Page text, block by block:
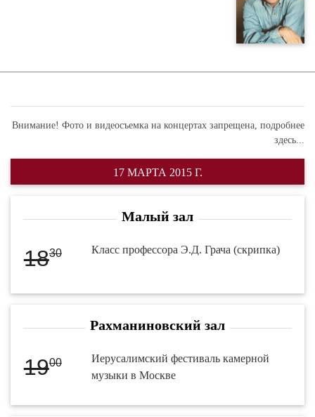
Внимание! Фото и видеосъемка на концертах запрещена, подробнее
здесь...
17 МАРТА 2015 Г.
Малый зал
1830 Класс профессора Э.Д. Грача (скрипка)
Рахманиновский зал
1900
Иерусалимский фестиваль камерной
музыки в Москве